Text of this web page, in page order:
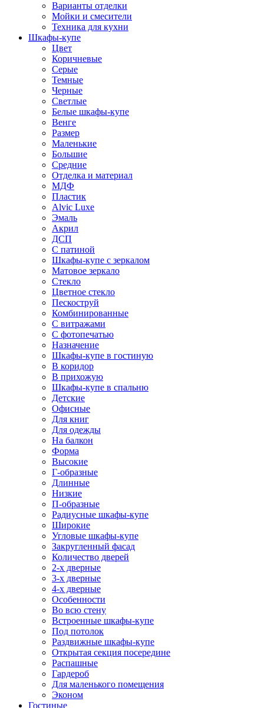
Варианты отделки
Мойки и смесители
Техника для кухни
Шкафы-купе
Цвет
Коричневые
Серые
Темные
Черные
Светлые
Белые шкафы-купе
Венге
Размер
Маленькие
Большие
Средние
Отделка и материал
МДФ
Пластик
Alvic Luxe
Эмаль
Акрил
ДСП
С патиной
Шкафы-купе с зеркалом
Матовое зеркало
Стекло
Цветное стекло
Пескоструй
Комбинированные
С витражами
С фотопечатью
Назначение
Шкафы-купе в гостиную
В коридор
В прихожую
Шкафы-купе в спальню
Детские
Офисные
Для книг
Для одежды
На балкон
Форма
Высокие
Г-образные
Длинные
Низкие
П-образные
Радиусные шкафы-купе
Широкие
Угловые шкафы-купе
Закругленный фасад
Количество дверей
2-х дверные
3-х дверные
4-х дверные
Особенности
Во всю стену
Встроенные шкафы-купе
Под потолок
Раздвижные шкафы-купе
Открытая секция посередине
Распашные
Гардероб
Для маленького помещения
Эконом
Гостиные